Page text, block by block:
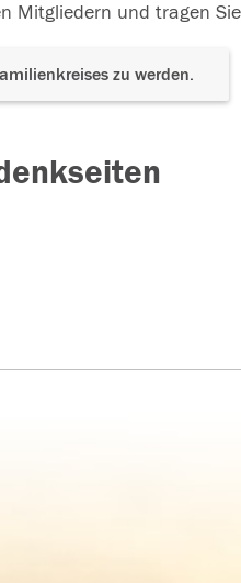
Mitgliedern und tragen
zu werden.